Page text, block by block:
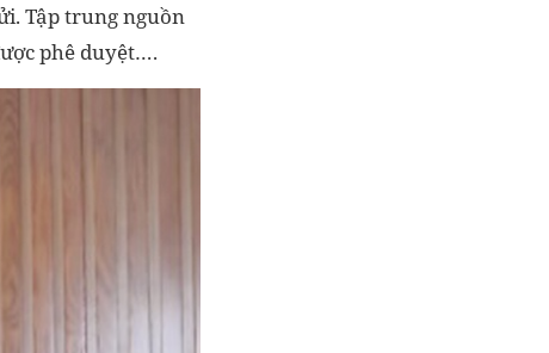
Tập trung nguồn
phê duyệt….